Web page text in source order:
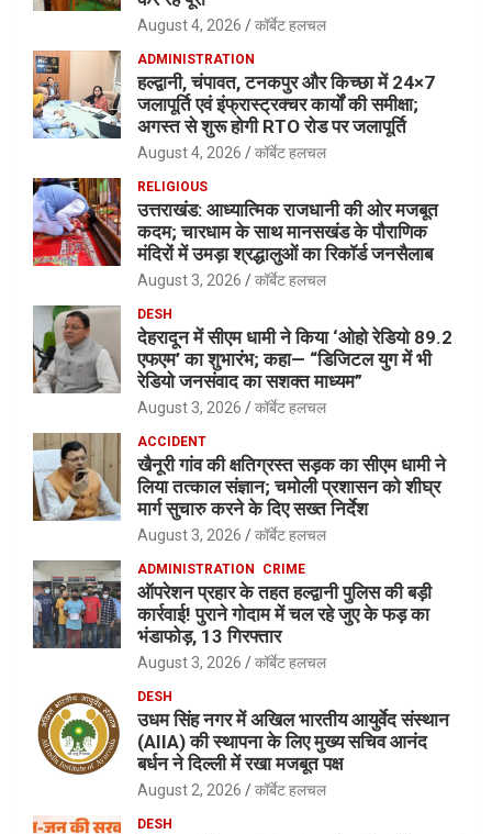
August 4, 2026 कॉर्बेट हलचल
ADMINISTRATION
हल्द्वानी, चंपावत, टनकपुर और किच्छा में 24×7
जलापूर्ति एवं इंफ्रास्ट्रक्चर कार्यों की समीक्षा;
अगस्त से शुरू होगी RTO रोड पर जलापूर्ति
August 4, 2026 कॉर्बेट हलचल
RELIGIOUS
उत्तराखंड: आध्यात्मिक राजधानी की ओर मजबूत
कदम; चारधाम के साथ मानसखंड के पौराणिक
मंदिरों में उमड़ा श्रद्धालुओं का रिकॉर्ड जनसैलाब
August 3, 2026 कॉर्बेट हलचल
DESH
देहरादून में सीएम धामी ने किया ‘ओहो रेडियो 89.2
एफएम’ का शुभारंभ; कहा— “डिजिटल युग में भी
रेडियो जनसंवाद का सशक्त माध्यम”
August 3, 2026 कॉर्बेट हलचल
ACCIDENT
खैनूरी गांव की क्षतिग्रस्त सड़क का सीएम धामी ने
लिया तत्काल संज्ञान; चमोली प्रशासन को शीघ्र
मार्ग सुचारु करने के दिए सख्त निर्देश
August 3, 2026 कॉर्बेट हलचल
ADMINISTRATION CRIME
ऑपरेशन प्रहार के तहत हल्द्वानी पुलिस की बड़ी
कार्रवाई! पुराने गोदाम में चल रहे जुए के फड़ का
भंडाफोड़, 13 गिरफ्तार
August 3, 2026 कॉर्बेट हलचल
DESH
उधम सिंह नगर में अखिल भारतीय आयुर्वेद संस्थान
(AIIA) की स्थापना के लिए मुख्य सचिव आनंद
बर्धन ने दिल्ली में रखा मजबूत पक्ष
August 2, 2026 कॉर्बेट हलचल
DESH